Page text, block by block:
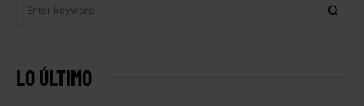
LO ÚLTIMO